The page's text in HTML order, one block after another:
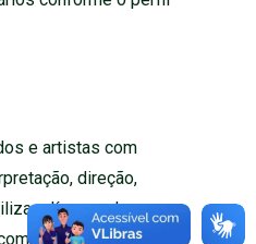
e artistas com
direção,
línguas de
em Língua